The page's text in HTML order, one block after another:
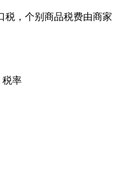
税，个别商品税费由商家
税率